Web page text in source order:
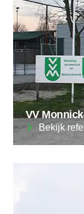
VV
Bekijk